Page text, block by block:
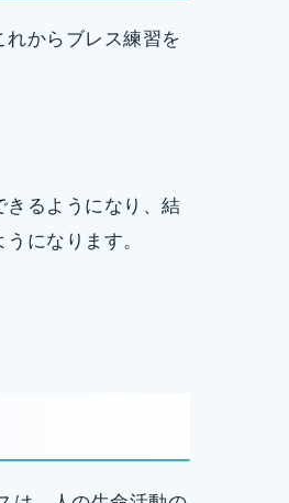
からブレス練習を
るようになり、結
になります。